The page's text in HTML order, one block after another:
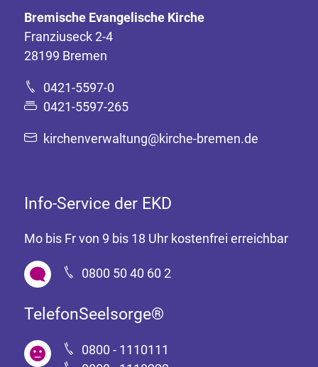
Bremische Evangelische Kirche
Franziuseck 2-4
28199 Bremen
0421-5597-0
0421-5597-265
kirchenverwaltung@kirche-bremen.de
Info-Service der EKD
Mo bis Fr von 9 bis 18 Uhr kostenfrei erreichbar
0800 50 40 60 2
TelefonSeelsorge®
0800 - 1110111